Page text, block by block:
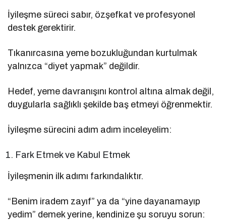
İyileşme süreci sabır, özşefkat ve profesyonel
destek gerektirir.
Tıkanırcasına yeme bozukluğundan kurtulmak
yalnızca “diyet yapmak” değildir.
Hedef, yeme davranışını kontrol altına almak değil,
duygularla sağlıklı şekilde baş etmeyi öğrenmektir.
İyileşme sürecini adım adım inceleyelim:
Fark Etmek ve Kabul Etmek
İyileşmenin ilk adımı farkındalıktır.
“Benim iradem zayıf” ya da “yine dayanamayıp
yedim” demek yerine, kendinize şu soruyu sorun: